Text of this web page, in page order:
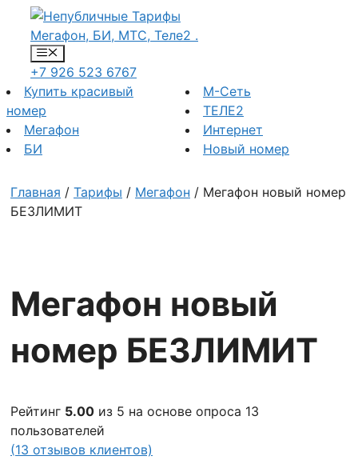
Перейти
содержимому
Меню
+7 926 523 6767
Купить красивый
номер
Мегафон
БИ
М-Сеть
ТЕЛЕ2
Интернет
Новый номер
Главная / Тарифы / Мегафон / Мегафон новый номер
БЕЗЛИМИТ
Мегафон новый
номер БЕЗЛИМИТ
Рейтинг 5.00 из 5 на основе опроса 13
пользователей
(13 отзывов клиентов)